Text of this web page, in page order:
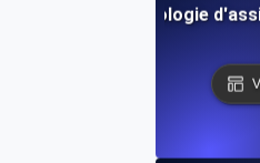
Technologie